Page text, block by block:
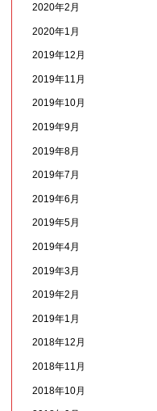
2020年2月
2020年1月
2019年12月
2019年11月
2019年10月
2019年9月
2019年8月
2019年7月
2019年6月
2019年5月
2019年4月
2019年3月
2019年2月
2019年1月
2018年12月
2018年11月
2018年10月